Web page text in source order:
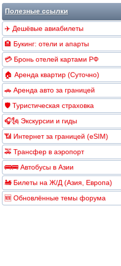
Полезные ссылки
✈️ Дешёвые авиабилеты
🏨 Букинг: отели и апарты
💳 Бронь отелей картами РФ
🏠 Аренда квартир (Суточно)
🚗 Аренда авто за границей
🛡️ Туристическая страховка
🎧🗽 Экскурсии и гиды
📶 Интернет за границей (eSIM)
🚕 Трансфер в аэропорт
🚌🚌 Автобусы в Азии
🚂 Билеты на Ж/Д (Азия, Европа)
🆕 Обновлённые темы форума